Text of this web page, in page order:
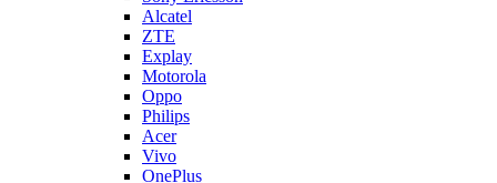
Sony Ericsson
Alcatel
ZTE
Explay
Motorola
Oppo
Philips
Acer
Vivo